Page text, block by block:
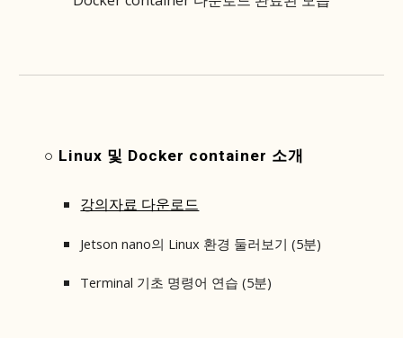
○ Linux 및 Docker container 소개
강의자료 다운로드
Jetson nano의 Linux 환경 둘러보기 (5분)
Terminal 기초 명령어 연습 (5분)